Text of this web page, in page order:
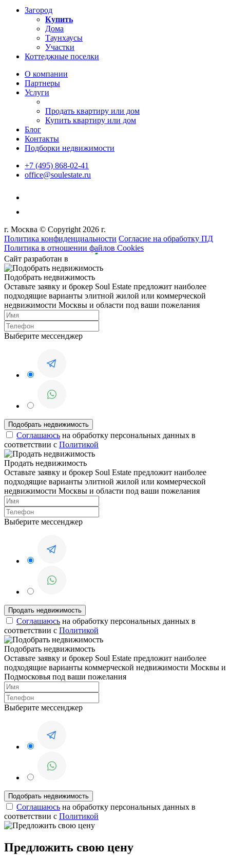
Загород
Купить
Дома
Таунхаусы
Участки
Коттеджные поселки
О компании
Партнеры
Услуги
Продать квартиру или дом
Купить квартиру или дом
Блог
Контакты
Подборки недвижимости
+7 (495) 868-02-41
office@soulestate.ru
г. Москва © Copyright 2026 г.
Политика конфиденциальности Согласие на обработку ПД
Политика в отношении файлов Cookies
Сайт разработан в
Подобрать недвижимость
Оставьте заявку и брокер Soul Estate предложит наиболее
подходящие варианты элитной жилой или коммерческой
недвижимости Москвы и области под ваши пожелания
Выберите мессенджер
Соглашаюсь на обработку персональных данных в
соответствии с Политикой
Продать недвижимость
Оставьте заявку и брокер Soul Estate предложит наиболее
подходящие варианты элитной жилой или коммерческой
недвижимости Москвы и области под ваши пожелания
Выберите мессенджер
Соглашаюсь на обработку персональных данных в
соответствии с Политикой
Подобрать недвижимость
Оставьте заявку и брокер Soul Estate предложит наиболее
подходящие варианты коммерческой недвижимости Москвы и
Подмосковья под ваши пожелания
Выберите мессенджер
Соглашаюсь на обработку персональных данных в
соответствии с Политикой
Предложить свою цену